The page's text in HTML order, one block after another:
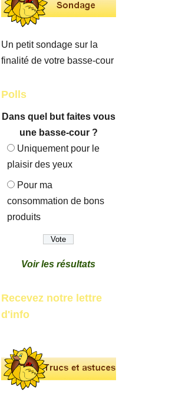
Un petit sondage sur la
finalité de votre basse-cour
Polls
Dans quel but faites vous
une basse-cour ?
Uniquement pour le
plaisir des yeux
Pour ma
consommation de bons
produits
Voir les résultats
Recevez notre lettre
d'info